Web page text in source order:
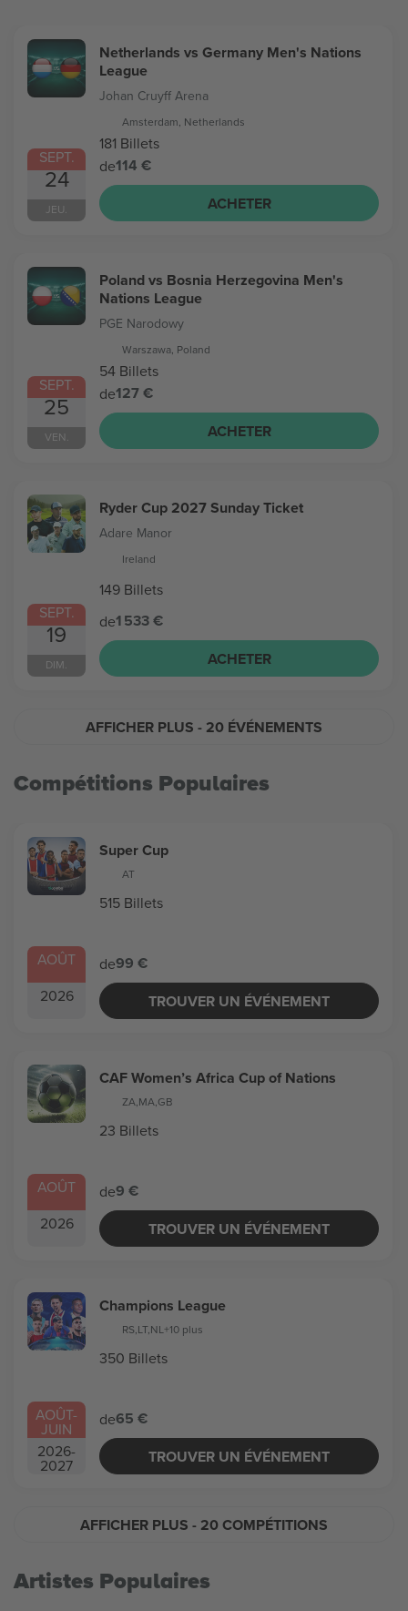
SEPT.
24
JEU.
Netherlands vs Germany Men's Nations
League
Johan Cruyff Arena
Amsterdam, Netherlands
181 Billets
de114 €
ACHETER
SEPT.
25
VEN.
Poland vs Bosnia Herzegovina Men's
Nations League
PGE Narodowy
Warszawa, Poland
54 Billets
de127 €
ACHETER
SEPT.
19
DIM.
Ryder Cup 2027 Sunday Ticket
Adare Manor
Ireland
149 Billets
de1 533 €
ACHETER
AFFICHER PLUS - 20 ÉVÉNEMENTS
Compétitions Populaires
AOÛT
2026
Super Cup
AT
515 Billets
de99 €
TROUVER UN ÉVÉNEMENT
AOÛT
2026
CAF Women’s Africa Cup of Nations
ZA,MA,GB
23 Billets
de9 €
TROUVER UN ÉVÉNEMENT
AOÛT-
JUIN
2026-
2027
Champions League
RS,LT,NL+10 plus
350 Billets
de65 €
TROUVER UN ÉVÉNEMENT
AFFICHER PLUS - 20 COMPÉTITIONS
Artistes Populaires